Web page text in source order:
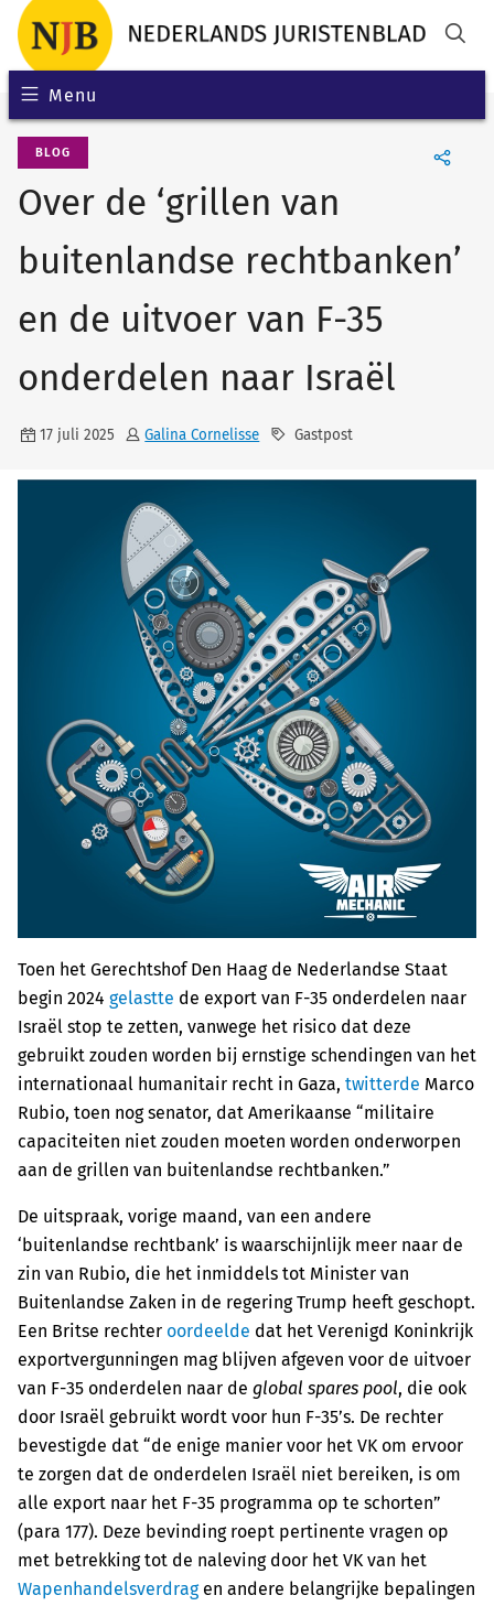
Menu
BLOG
Over de ‘grillen van
buitenlandse rechtbanken’
en de uitvoer van F-35
onderdelen naar Israël
17 juli 2025 Galina Cornelisse Gastpost
Toen het Gerechtshof Den Haag de Nederlandse Staat
begin 2024 gelastte de export van F-35 onderdelen naar
Israël stop te zetten, vanwege het risico dat deze
gebruikt zouden worden bij ernstige schendingen van het
internationaal humanitair recht in Gaza, twitterde Marco
Rubio, toen nog senator, dat Amerikaanse “militaire
capaciteiten niet zouden moeten worden onderworpen
aan de grillen van buitenlandse rechtbanken.”
De uitspraak, vorige maand, van een andere
‘buitenlandse rechtbank’ is waarschijnlijk meer naar de
zin van Rubio, die het inmiddels tot Minister van
Buitenlandse Zaken in de regering Trump heeft geschopt.
Een Britse rechter oordeelde dat het Verenigd Koninkrijk
exportvergunningen mag blijven afgeven voor de uitvoer
van F-35 onderdelen naar de global spares pool, die ook
door Israël gebruikt wordt voor hun F-35’s. De rechter
bevestigde dat “de enige manier voor het VK om ervoor
te zorgen dat de onderdelen Israël niet bereiken, is om
alle export naar het F-35 programma op te schorten”
(para 177). Deze bevinding roept pertinente vragen op
met betrekking tot de naleving door het VK van het
Wapenhandelsverdrag en andere belangrijke bepalingen